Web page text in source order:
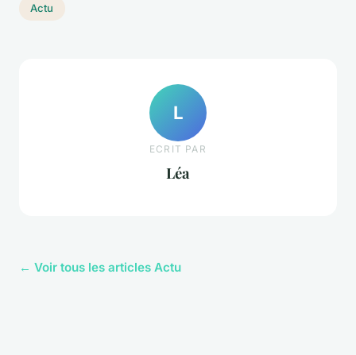
Actu
L
ECRIT PAR
Léa
← Voir tous les articles Actu